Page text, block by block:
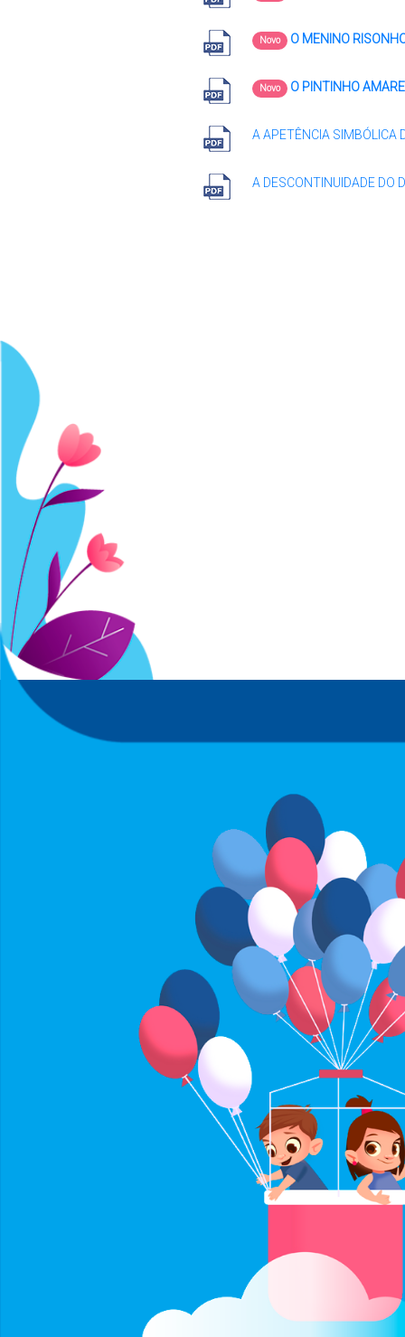
Novo O MENINO
Novo O PINTINHO
A APETÊNCIA SIMBÓLICA
A DESCONTINUIDADE DO